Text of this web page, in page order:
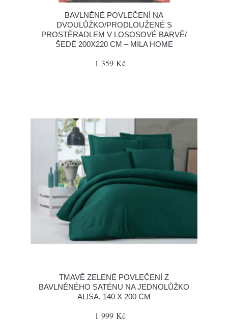
BAVLNĚNÉ POVLEČENÍ NA
DVOULŮŽKO/PRODLOUŽENÉ S
PROSTĚRADLEM V LOSOSOVÉ BARVĚ/
ŠEDÉ 200X220 CM – MILA HOME
1 359 Kč
TMAVĚ ZELENÉ POVLEČENÍ Z
BAVLNĚNÉHO SATÉNU NA JEDNOLŮŽKO
ALISA, 140 X 200 CM
1 999 Kč